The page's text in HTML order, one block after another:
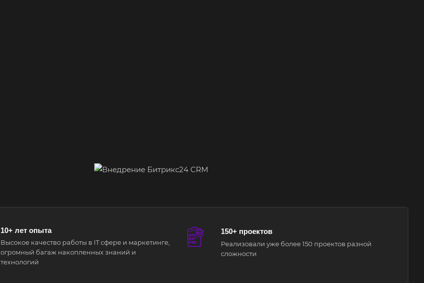
10+ лет опыта
Высокое качество работы в IT сфере и маркетинге,
огромный багаж накопленных знаний и
технологий
150+ проектов
Реализовали уже более 150 проектов разной
сложности